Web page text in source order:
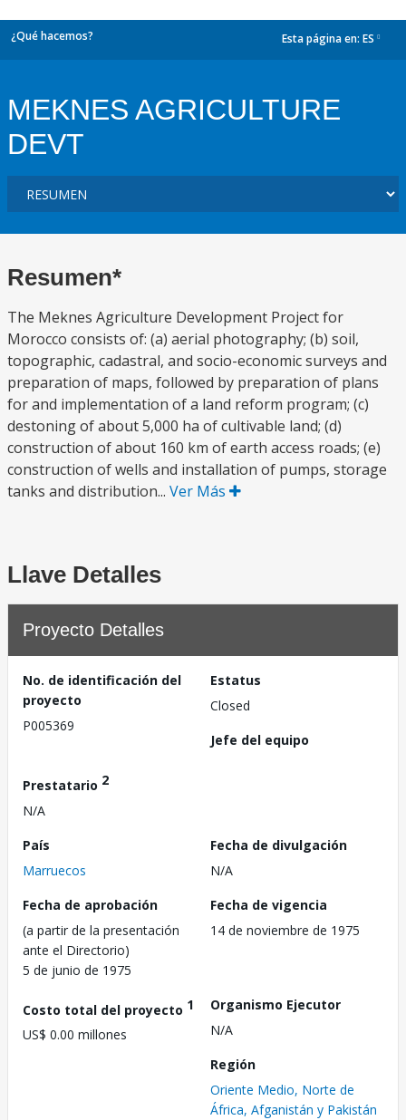
¿Qué hacemos? Esta página en: ES
MEKNES AGRICULTURE
DEVT
Resumen*
The Meknes Agriculture Development Project for
Morocco consists of: (a) aerial photography; (b) soil,
topographic, cadastral, and socio-economic surveys and
preparation of maps, followed by preparation of plans
for and implementation of a land reform program; (c)
destoning of about 5,000 ha of cultivable land; (d)
construction of about 160 km of earth access roads; (e)
construction of wells and installation of pumps, storage
tanks and distribution... Ver Más
Llave Detalles
Proyecto Detalles
No. de identificación del
proyecto
P005369
Estatus
Closed
Jefe del equipo
Prestatario 2
N/A
País
Marruecos
Fecha de divulgación
N/A
Fecha de aprobación
(a partir de la presentación
ante el Directorio)
5 de junio de 1975
Fecha de vigencia
14 de noviembre de 1975
Costo total del proyecto 1
US$ 0.00 millones
Organismo Ejecutor
N/A
Región
Oriente Medio, Norte de
África, Afganistán y Pakistán